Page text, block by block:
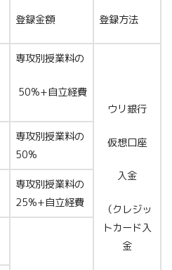
登録金額 登録方法
専攻別授業料の
50%+自立経費
ウリ銀行
仮想口座
入金
（クレジッ
トカード入
金
専攻別授業料の
50%
専攻別授業料の
25%+自立経費